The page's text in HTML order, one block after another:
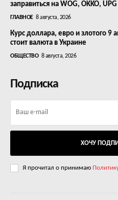
заправиться на WOG, OKKO,
ГЛАВНОЕ 8 августа, 2026
Курс доллара, евро и злотого 9
стоит валюта в Украине
ОБЩЕСТВО 8 августа, 2026
Подписка
ХОЧУ
Я прочитал о принимаю